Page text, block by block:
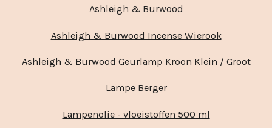
Ashleigh & Burwood
Ashleigh & Burwood Incense Wierook
Ashleigh & Burwood Geurlamp Kroon Klein / Groot
Lampe Berger
Lampenolie - vloeistoffen 500 ml